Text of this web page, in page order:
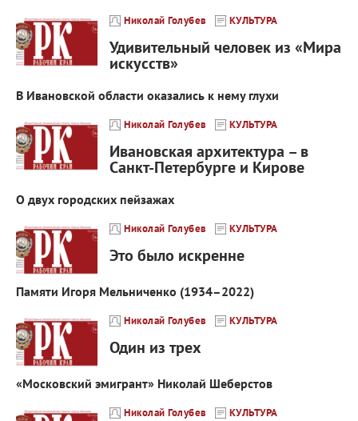
Николай Голубев КУЛЬТУРА
Удивительный человек из «Мира
искусств»
В Ивановской области оказались к нему глухи
Николай Голубев КУЛЬТУРА
Ивановская архитектура – в
Санкт-Петербурге и Кирове
О двух городских пейзажах
Николай Голубев КУЛЬТУРА
Это было искренне
Памяти Игоря Мельниченко (1934–2022)
Николай Голубев КУЛЬТУРА
Один из трех
«Московский эмигрант» Николай Шеберстов
Николай Голубев КУЛЬТУРА